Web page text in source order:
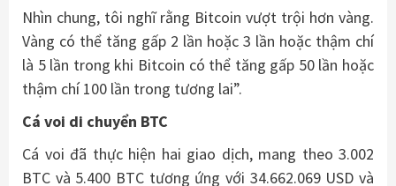
Nhìn chung, tôi nghĩ rằng Bitcoin vượt trội hơn vàng.
Vàng có thể tăng gấp 2 lần hoặc 3 lần hoặc thậm chí
là 5 lần trong khi Bitcoin có thể tăng gấp 50 lần hoặc
thậm chí 100 lần trong tương lai”.
Cá voi di chuyển BTC
Cá voi đã thực hiện hai giao dịch, mang theo 3.002
BTC và 5.400 BTC tương ứng với 34.662.069 USD và